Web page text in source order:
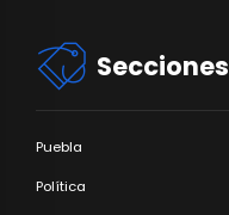
Secciones
Puebla
Política